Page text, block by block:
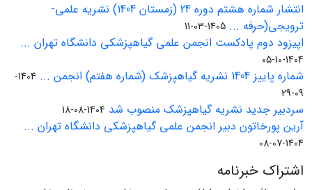
انتشار شماره هشتم دوره 24 (زمستان 1404) نشریه علمی-
ترویجی(حرفه ... 1405-03-11
اپیزود دوم پادکست انجمن علمی گیاهپزشکی دانشگاه تهران ...
1404-10-05
شماره پاییز 1404 نشریه گیاهپزشک (شماره هفتم) انجمن ...
1404-
09-29
سردبیر جدید نشریه گیاهپزشک منصوب شد 1404-08-18
آرین پورخاتون دبیر انجمن علمی گیاهپزشکی دانشگاه تهران ...
1404-07-08
اشتراک خبرنامه